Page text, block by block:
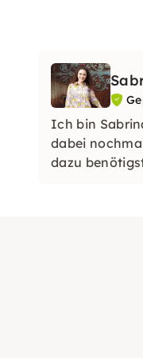
Ich bin
dabei
dazu